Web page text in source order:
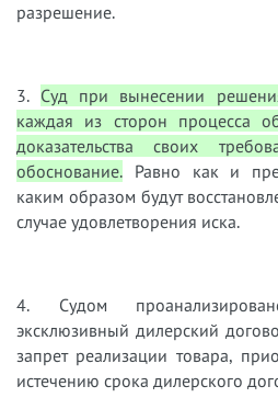
разрешение.
3. Суд при вынесении
каждая из сторон процесса
доказательства своих
обоснование. Равно как и
каким образом будут
случае удовлетворения иска.
4. Судом
эксклюзивный дилерский
запрет реализации товара,
истечению срока дилерского